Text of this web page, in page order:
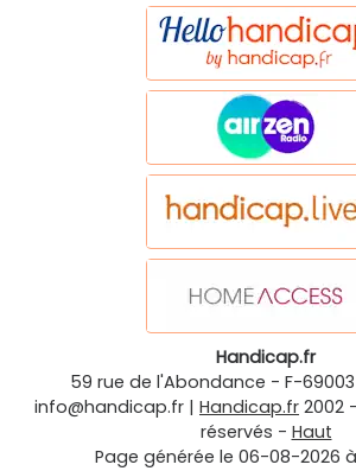
Handicap.fr
59 rue de l'Abondance - F-69003
info@handicap.fr | Handicap.fr 2002
réservés - Haut
Page générée le 06-08-2026